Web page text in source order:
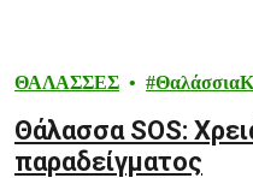
ΘΑΛΑΣΣΕΣ
Θάλασσα SOS:
παραδείγματος